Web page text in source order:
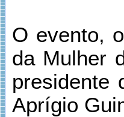
O evento,
da Mulher
presidente
Aprígio